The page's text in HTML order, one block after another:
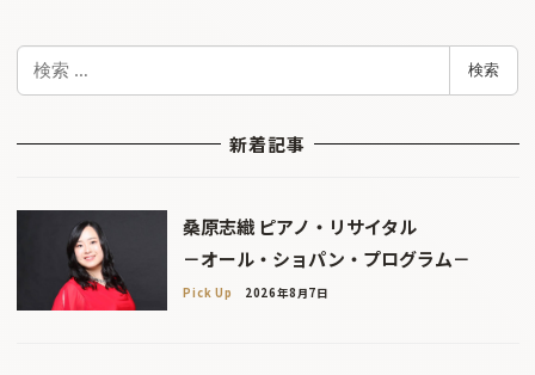
検
検索
新着記事
桑原志織 ピアノ・リサイタル
－オール・ショパン・プログラム－
Pick Up 2026年8月7日